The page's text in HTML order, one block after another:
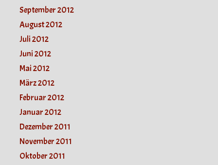
September 2012
August 2012
Juli 2012
Juni 2012
Mai 2012
März 2012
Februar 2012
Januar 2012
Dezember 2011
November 2011
Oktober 2011